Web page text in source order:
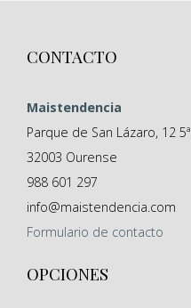
CONTACTO
Maistendencia
Parque de San Lázaro, 12 5ª
32003 Ourense
988 601 297
info@maistendencia.com
Formulario de contacto
OPCIONES